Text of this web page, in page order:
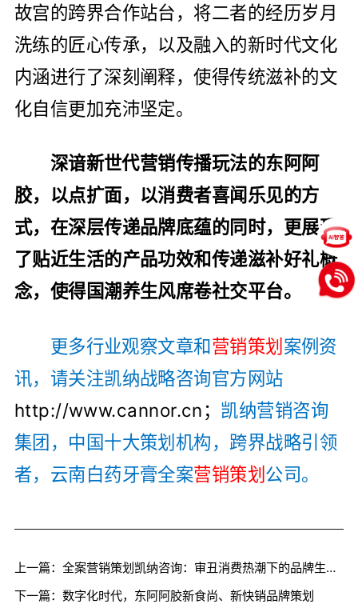
故宫的跨界合作站台，将二者的经历岁月
洗练的匠心传承，以及融入的新时代文化
内涵进行了深刻阐释，使得传统滋补的文
化自信更加充沛坚定。
深谙新世代营销传播玩法的东阿阿
胶，以点扩面，以消费者喜闻乐见的方
式，在深层传递品牌底蕴的同时，更展现
了贴近生活的产品功效和传递滋补好礼概
念，使得国潮养生风席卷社交平台。
更多行业观察文章和营销策划 案例资
讯，请关注凯纳战略咨询官方网站
http://www.cannor.cn； 凯纳营销咨询
集团，中国十大策划机构，跨界战略引领
者，云南白药牙膏全案营销策划 公司。
上一篇：全案营销策划凯纳咨询：审丑消费热潮下的品牌生存法则
下一篇：数字化时代，东阿阿胶新食尚、新快销品牌策划